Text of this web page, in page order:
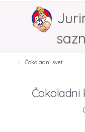
Čokoladni svet
Čokoladni